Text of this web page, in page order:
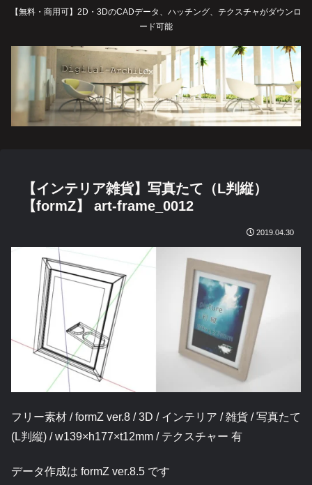
【無料・商用可】2D・3DのCADデータ、ハッチング、テクスチャがダウンロ
ード可能
【インテリア雑貨】写真たて（L判縦）
【formZ】 art-frame_0012
2019.04.30
フリー素材 / formZ ver.8 / 3D / インテリア / 雑貨 / 写真たて
(L判縦) / w139×h177×t12mm / テクスチャー 有
データ作成は formZ ver.8.5 です